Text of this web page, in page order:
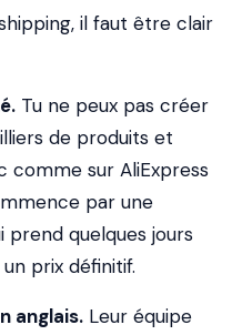
il faut être clair
Tu ne peux pas créer
de produits et
comme sur AliExpress
par une
prend quelques jours
prix définitif.
anglais. Leur équipe